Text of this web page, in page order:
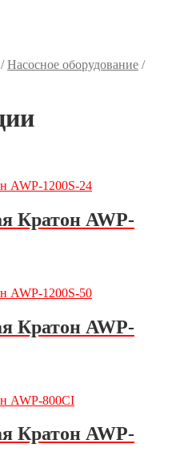
/Насосное оборудование /
Кратон AWP-
Кратон AWP-
Кратон AWP-